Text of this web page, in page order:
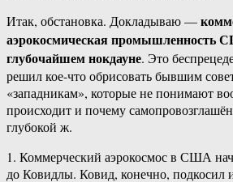
Итак, обстановка. Докладываю —
аэрокосмическая промышленность
глубочайшем нокдауне. Это
решил кое-что обрисовать бывшим
«западникам», которые не понимают
происходит и почему
глубокой ж.
1. Коммерческий аэрокосмос в США
до Ковидлы. Ковид, конечно, подкосил